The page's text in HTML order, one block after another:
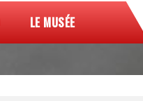
LE MUSÉE